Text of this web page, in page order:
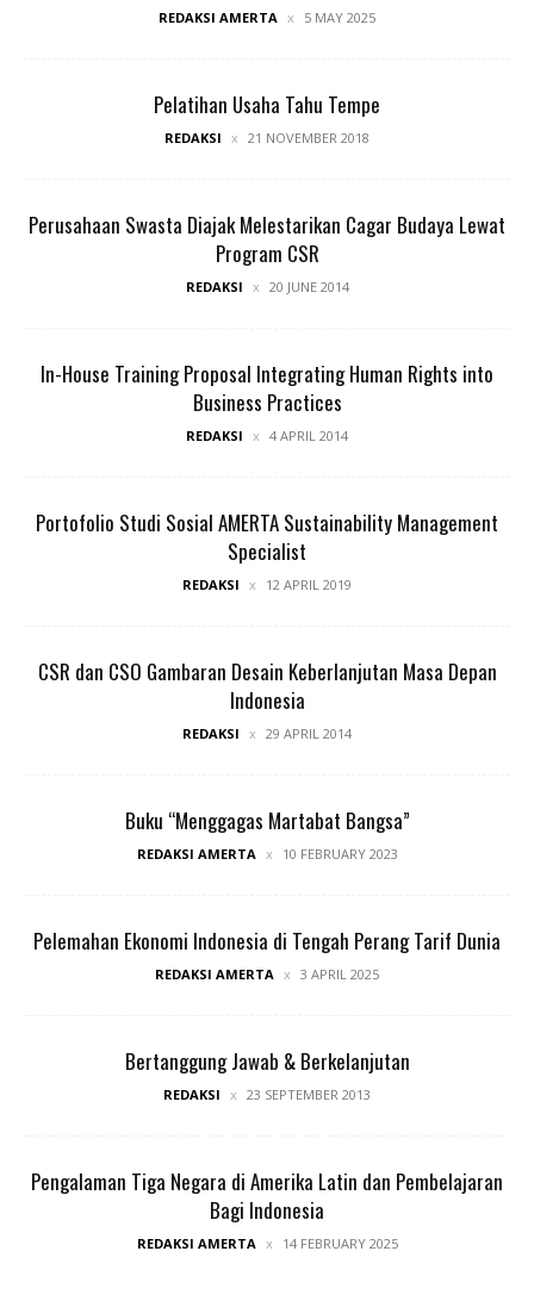
REDAKSI AMERTA 5 MAY 2025
Pelatihan Usaha Tahu Tempe
REDAKSI 21 NOVEMBER 2018
Perusahaan Swasta Diajak Melestarikan Cagar Budaya Lewat
Program CSR
REDAKSI 20 JUNE 2014
In-House Training Proposal Integrating Human Rights into
Business Practices
REDAKSI 4 APRIL 2014
Portofolio Studi Sosial AMERTA Sustainability Management
Specialist
REDAKSI 12 APRIL 2019
CSR dan CSO Gambaran Desain Keberlanjutan Masa Depan
Indonesia
REDAKSI 29 APRIL 2014
Buku “Menggagas Martabat Bangsa”
REDAKSI AMERTA 10 FEBRUARY 2023
Pelemahan Ekonomi Indonesia di Tengah Perang Tarif Dunia
REDAKSI AMERTA 3 APRIL 2025
Bertanggung Jawab & Berkelanjutan
REDAKSI 23 SEPTEMBER 2013
Pengalaman Tiga Negara di Amerika Latin dan Pembelajaran
Bagi Indonesia
REDAKSI AMERTA 14 FEBRUARY 2025